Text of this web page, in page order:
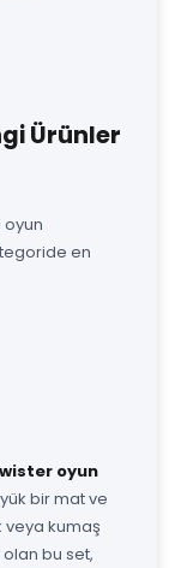
Ürünler
oyun
en
oyun
bir mat ve
veya kumaş
bu set,